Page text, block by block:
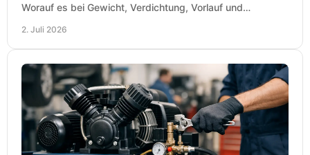
Worauf es bei Gewicht, Verdichtung, Vorlauf und
2. Juli 2026